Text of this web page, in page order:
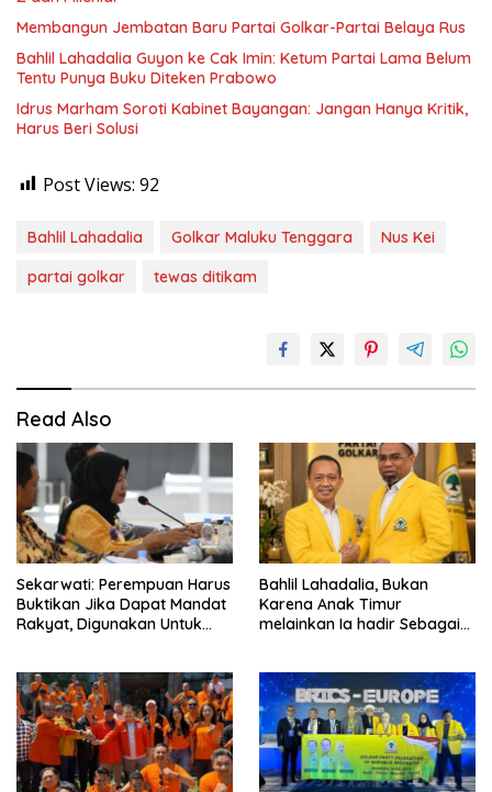
Membangun Jembatan Baru Partai Golkar-Partai Belaya Rus
Bahlil Lahadalia Guyon ke Cak Imin: Ketum Partai Lama Belum
Tentu Punya Buku Diteken Prabowo
Idrus Marham Soroti Kabinet Bayangan: Jangan Hanya Kritik,
Harus Beri Solusi
Post Views: 92
Bahlil Lahadalia Golkar Maluku Tenggara
Nus Kei
partai golkar
tewas ditikam
Read Also
Sekarwati: Perempuan Harus
Buktikan Jika Dapat Mandat
Rakyat, Digunakan Untuk
Bahlil Lahadalia, Bukan
Karena Anak Timur
melainkan Ia hadir Sebagai